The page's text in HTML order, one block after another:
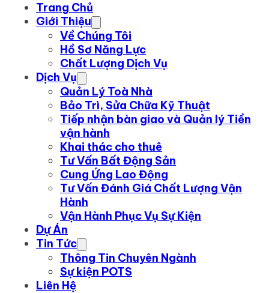
Trang Chủ
Giới Thiệu
Về Chúng Tôi
Hồ Sơ Năng Lực
Chất Lượng Dịch Vụ
Dịch Vụ
Quản Lý Toà Nhà
Bảo Trì, Sửa Chữa Kỹ Thuật
Tiếp nhận bàn giao và Quản lý Tiền
vận hành
Khai thác cho thuê
Tư Vấn Bất Động Sản
Cung Ứng Lao Động
Tư Vấn Đánh Giá Chất Lượng Vận
Hành
Vận Hành Phục Vụ Sự Kiện
Dự Án
Tin Tức
Thông Tin Chuyên Ngành
Sự kiện POTS
Liên Hệ